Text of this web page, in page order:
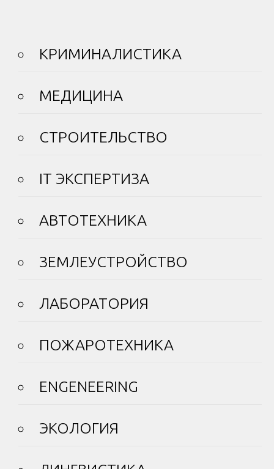
КРИМИНАЛИСТИКА
МЕДИЦИНА
СТРОИТЕЛЬСТВО
IT ЭКСПЕРТИЗА
АВТОТЕХНИКА
ЗЕМЛЕУСТРОЙСТВО
ЛАБОРАТОРИЯ
ПОЖАРОТЕХНИКА
ENGENEERING
ЭКОЛОГИЯ